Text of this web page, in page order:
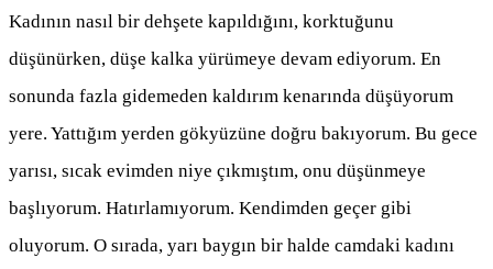
Kadının nasıl bir dehşete kapıldığını, korktuğunu
düşünürken, düşe kalka yürümeye devam ediyorum. En
sonunda fazla gidemeden kaldırım kenarında düşüyorum
yere. Yattığım yerden gökyüzüne doğru bakıyorum. Bu gece
yarısı, sıcak evimden niye çıkmıştım, onu düşünmeye
başlıyorum. Hatırlamıyorum. Kendimden geçer gibi
oluyorum. O sırada, yarı baygın bir halde camdaki kadını